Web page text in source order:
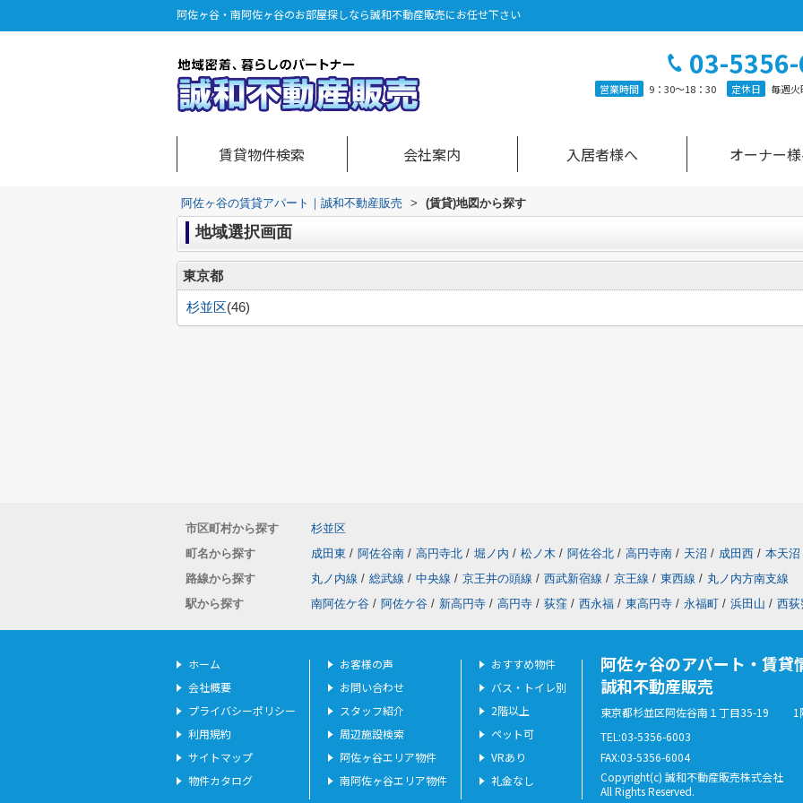
阿佐ヶ谷・南阿佐ヶ谷のお部屋探しなら誠和不動産販売にお任せ下さい
03-
営業時間 9：30～18：30 定休日 毎週
賃貸物件検索 会社案内 入居者様へ オーナー
阿佐ヶ谷の賃貸アパート｜誠和不動産販売 > (賃貸)地図から探す
地域選択画面
東京都
杉並区(46)
市区町村から探す
杉並区
町名から探す
成田東 / 阿佐谷南 / 高円寺北 / 堀ノ内 / 松ノ木 / 阿佐谷北 / 高円寺南 / 天沼 / 成田西 / 本天沼
路線から探す
丸ノ内線 / 総武線 / 中央線 / 京王井の頭線 / 西武新宿線 / 京王線 / 東西線 / 丸ノ内方南支線
駅から探す
南阿佐ケ谷 / 阿佐ケ谷 / 新高円寺 / 高円寺 / 荻窪 / 西永福 / 東高円寺 / 永福町 / 浜田山 / 西荻
ホーム
会社概要
プライバシーポリシー
利用規約
サイトマップ
物件カタログ
お客様の声
お問い合わせ
スタッフ紹介
周辺施設検索
阿佐ヶ谷エリア物件
南阿佐ヶ谷エリア物件
おすすめ物件
バス・トイレ別
2階以上
ペット可
VRあり
礼金なし
阿佐ヶ谷のアパート・賃貸
誠和不動産販売
東京都杉並区阿佐谷南１丁目35-19 1
TEL:03-5356-6003
FAX:03-5356-6004
Copyright(c) 誠和不動産販売株式会社
All Rights Reserved.